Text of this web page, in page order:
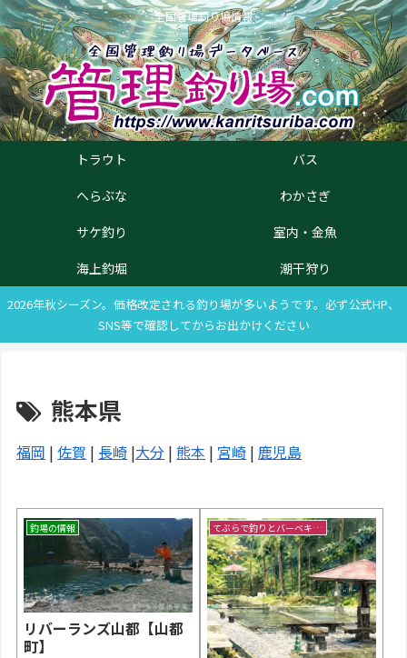
全国管理釣り場情報
トラウト
バス
へらぶな
わかさぎ
サケ釣り
室内・金魚
海上釣堀
潮干狩り
2026年秋シーズン。価格改定される釣り場が多いようです。必ず公式HP、
SNS等で確認してからお出かけください
熊本県
福岡 |佐賀 | 長崎 |大分 |熊本 | 宮崎 | 鹿児島
釣場の情報
リバーランズ山都【山都
町】
てぶらで釣りとバーベキュー